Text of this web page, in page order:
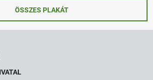
ÖSSZES PLAKÁT